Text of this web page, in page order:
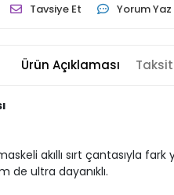
Tavsiye Et Yorum Yaz
Ürün Açıklaması
akıllı sırt çantasıyla fark
de ultra dayanıklı.